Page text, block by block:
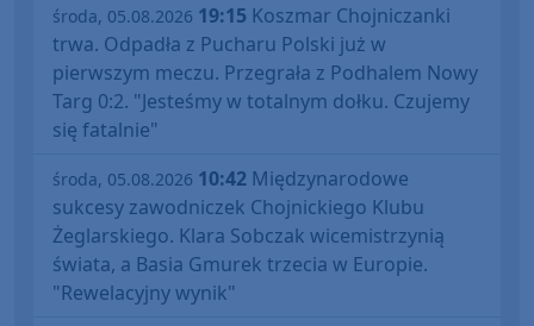
środa, 05.08.2026 19:15 Koszmar Chojniczanki
trwa. Odpadła z Pucharu Polski już w
pierwszym meczu. Przegrała z Podhalem Nowy
Targ 0:2. "Jesteśmy w totalnym dołku. Czujemy
się fatalnie"
środa, 05.08.2026 10:42 Międzynarodowe
sukcesy zawodniczek Chojnickiego Klubu
Żeglarskiego. Klara Sobczak wicemistrzynią
świata, a Basia Gmurek trzecia w Europie.
"Rewelacyjny wynik"